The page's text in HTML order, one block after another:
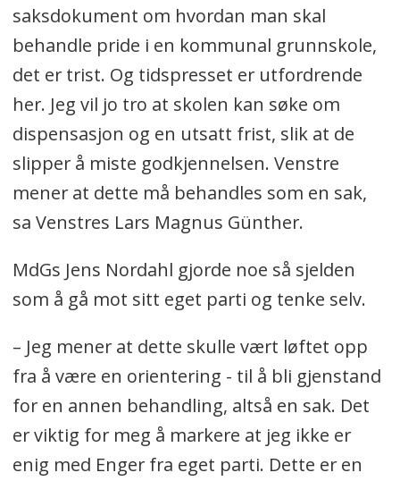
saksdokument om hvordan man skal
behandle pride i en kommunal grunnskole,
det er trist. Og tidspresset er utfordrende
her. Jeg vil jo tro at skolen kan søke om
dispensasjon og en utsatt frist, slik at de
slipper å miste godkjennelsen. Venstre
mener at dette må behandles som en sak,
sa Venstres Lars Magnus Günther.
MdGs Jens Nordahl gjorde noe så sjelden
som å gå mot sitt eget parti og tenke selv.
– Jeg mener at dette skulle vært løftet opp
fra å være en orientering - til å bli gjenstand
for en annen behandling, altså en sak. Det
er viktig for meg å markere at jeg ikke er
enig med Enger fra eget parti. Dette er en